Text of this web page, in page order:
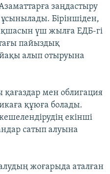
заңдастыру
Біріншіден,
үш жылға ЕДБ-гі
пайыздық
алып отыруына
мен облигация
құюға болады.
екінші
сатып алуына
жоғарыда аталған